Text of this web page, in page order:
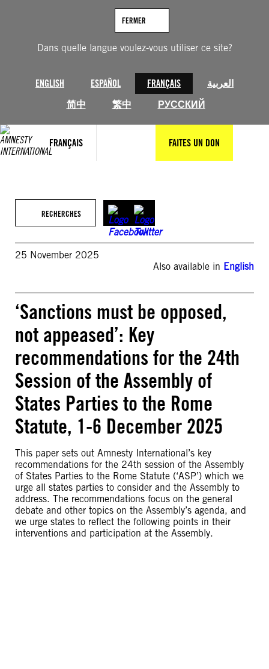
Dans quelle langue voulez-vous utiliser ce site?
ENGLISH ESPAÑOL FRANÇAIS
العربية
简中
繁中 РУССКИЙ
FERMER
FRANÇAIS FAITES UN DON
RECHERCHES
25 November 2025
Also available in English
‘Sanctions must be opposed,
not appeased’: Key
recommendations for the 24th
Session of the Assembly of
States Parties to the Rome
Statute, 1-6 December 2025
This paper sets out Amnesty International’s key
recommendations for the 24th session of the Assembly
of States Parties to the Rome Statute (‘ASP’) which we
urge all states parties to consider and the Assembly to
address. The recommendations focus on the general
debate and other topics on the Assembly’s agenda, and
we urge states to reflect the following points in their
interventions and participation at the Assembly.